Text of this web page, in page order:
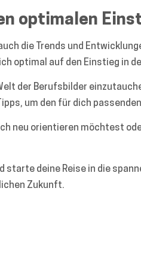
optimalen
die Trends und
optimal auf den Einstieg in
der Berufsbilder
um den für dich
neu orientieren möchtest
deine Reise in die
Zukunft.